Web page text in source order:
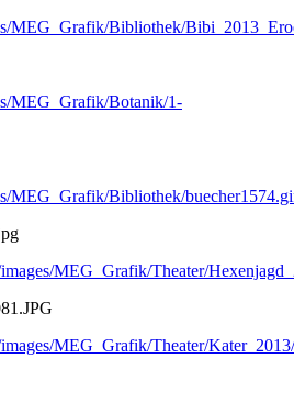
MEG_Grafik/Bibliothek/
MEG_Grafik/Botanik/1-
MEG_Grafik/Bibliothek/
MEG_Grafik/Theater/
MEG_Grafik/Theater/